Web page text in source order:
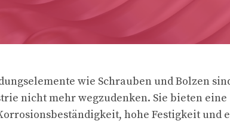
wie Schrauben und Bolzen
nicht mehr wegzudenken. Sie bieten eine
hohe Festigkeit und